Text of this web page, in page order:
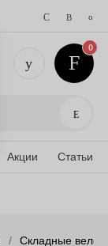
Поиск
+7 (831)
0
Акции Статьи
Складные